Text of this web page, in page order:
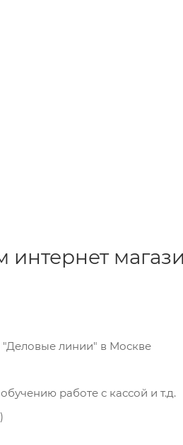
"Деловые линии" в Москве
работе с кассой и т.д.